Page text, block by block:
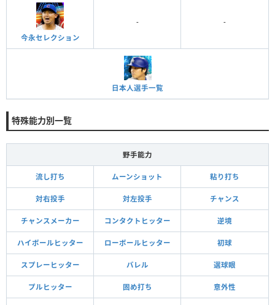
今永セレクション
- -
日本人選手一覧
特殊能力別一覧
野手能力
流し打ち ムーンショット 粘り打ち
対右投手 対左投手 チャンス
チャンスメーカー コンタクトヒッター 逆境
ハイボールヒッター ローボールヒッター 初球
スプレーヒッター バレル 選球眼
プルヒッター 固め打ち 意外性